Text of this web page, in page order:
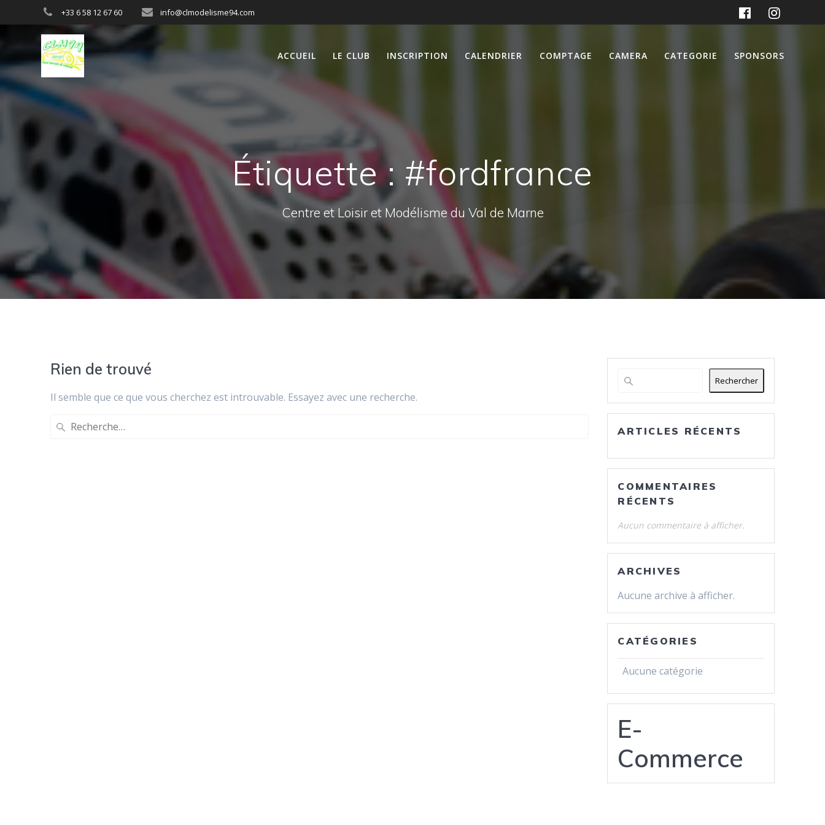
au
+33 6 58 12 67 60 info@clmodelisme94.com
ACCUEIL LE CLUB INSCRIPTION CALENDRIER COMPTAGE CAMERA CATEGORIE SPONSORS
Étiquette : #fordfrance
Centre et Loisir et Modélisme du Val de Marne
Rien de trouvé
Il semble que ce que vous cherchez est introuvable. Essayez avec une recherche.
Recherche
Rechercher
ARTICLES RÉCENTS
COMMENTAIRES
RÉCENTS
Aucun commentaire à afficher.
ARCHIVES
Aucune archive à afficher.
CATÉGORIES
Aucune catégorie
E-
Commerce